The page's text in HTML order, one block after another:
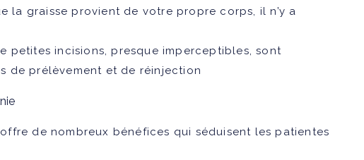
la graisse provient de votre propre corps, il n’y a
petites incisions, presque imperceptibles, sont
de prélèvement et de réinjection
de nombreux bénéfices qui séduisent les patientes